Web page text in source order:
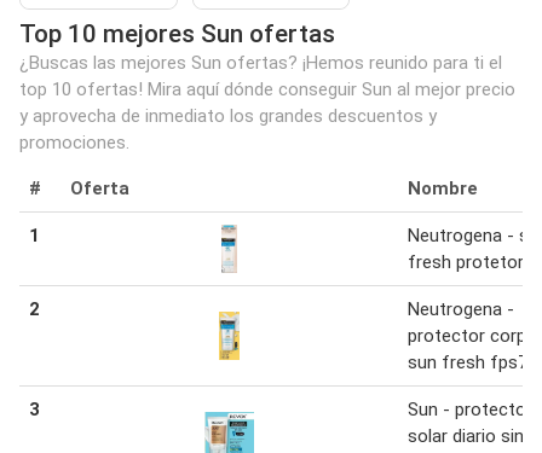
Top 10 mejores Sun ofertas
¿Buscas las mejores Sun ofertas? ¡Hemos reunido para ti el
top 10 ofertas! Mira aquí dónde conseguir Sun al mejor precio
y aprovecha de inmediato los grandes descuentos y
promociones.
# Oferta Nombre
1
Neutrogena -
fresh protetor
2
Neutrogena -
protector
sun fresh fps70
3
Sun - protector
solar diario sin